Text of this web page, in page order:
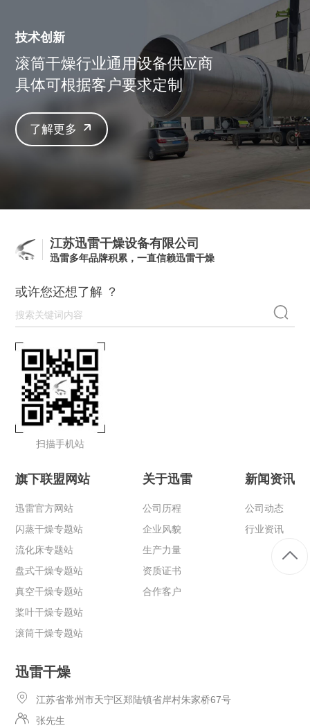
技术创新
滚筒干燥行业通用设备供应商
具体可根据客户要求定制
了解更多
江苏迅雷干燥设备有限公司
迅雷多年品牌积累，一直信赖迅雷干燥
或许您还想了解 ？
扫描手机站
旗下联盟网站
迅雷官方网站
闪蒸干燥专题站
流化床专题站
盘式干燥专题站
真空干燥专题站
桨叶干燥专题站
滚筒干燥专题站
关于迅雷
公司历程
企业风貌
生产力量
资质证书
合作客户
新闻资讯
公司动态
行业资讯
迅雷干燥
江苏省常州市天宁区郑陆镇省岸村朱家桥67号
张先生